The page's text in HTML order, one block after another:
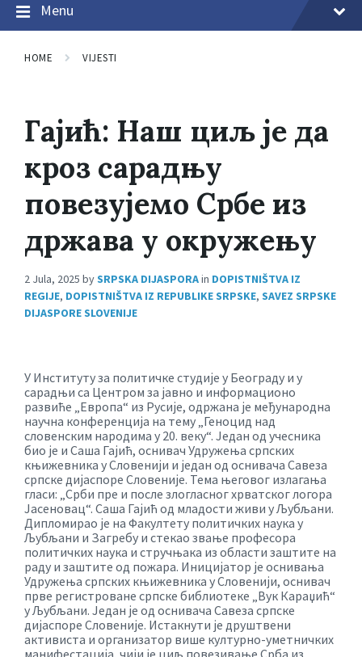
Menu
HOME VIJESTI
Гајић: Наш циљ је да
кроз сарадњу
повезујемо Србе из
држава у окружењу
2 Jula, 2025 bySRPSKA DIJASPORAin DOPISTNIŠTVA IZ
REGIJE, DOPISTNIŠTVA IZ REPUBLIKE SRPSKE, SAVEZ SRPSKE
DIJASPORE SLOVENIJE
У Институту за политичке студије у Београду и у
сарадњи са Центром за јавно и информационо
развиће „Европа“ из Русије, одржана је међународна
научна конференција на тему „Геноцид над
словенским народима у 20. веку“. Један од учесника
био је и Саша Гајић, оснивач Удружења српских
књижевника у Словенији и један од оснивача Савеза
српске дијаспоре Словеније. Тема његовог излагања
гласи: „Срби пре и после злогласног хрватског логора
Јасеновац“. Саша Гајић од младости живи у Љубљани.
Дипломирао је на Факултету политичких наука у
Љубљани и Загребу и стекао звање професора
политичких наука и стручњака из области заштите на
раду и заштите од пожара. Иницијатор је оснивања
Удружења српских књижевника у Словенији, оснивач
прве регистроване српске библиотеке „Вук Караџић“
у Љубљани. Један је од оснивача Савеза српске
дијаспоре Словеније. Истакнути је друштвени
активиста и организатор више културно-уметничких